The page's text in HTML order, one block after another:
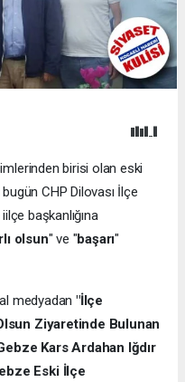
birisi olan eski
bugün CHP Dilovası İlçe
başkanlığına
olsun" ve "başarı"
medyadan "İlçe
Ziyaretinde Bulunan
Kars Ardahan Iğdır
Eski İlçe